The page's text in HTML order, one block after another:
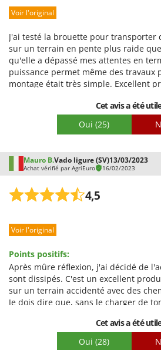
pouvoir la débrancher et la ramener
recharger est essentiel) à un prix
fallait. Globalement, je suis très
Prestations
Qualité / Prix
Facilité de montage
Emballage
Voir l'original
J'ai testé la brouette pour transporter
sur un terrain en pente plus raide
qu'elle a dépassé mes attentes en
puissance permet même des travaux
montage était très simple. Excellent
Cet avis a été
Oui (25)
Mauro B.Vado ligure (SV)13/03/2023
Achat vérifié par AgriEuro 16/02/2023
4,5
Prestations
Qualité / Prix
Facilité de montage
Emballage
Voir l'original
Points positifs:
Après mûre réflexion, j'ai décidé de
sont dissipés. C'est un excellent
sur un terrain accidenté avec des
Je dois dire que, sans le charger de
de 20 %. Il faut s'habituer à le
l'accélérateur et à considérer les
Cet avis a été
Oui (28)